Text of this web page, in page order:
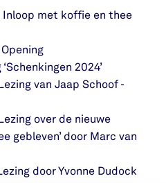
Inloop met koffie en thee
2024’
van Jaap Schoof -
over de nieuwe
gebleven’ door Marc van
door Yvonne Dudock